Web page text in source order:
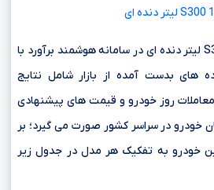
تخمین قیمت آریو S300 1.6 لیتر دنده ای در سامانه هوشمند برآورد با
های بدست آمده از بازار شامل نتایج
روز خودرو و قیمت های پیشنهادی
خودرو در سراسر کشور صورت می گیرد؛ بر
خودرو به تفکیک هر مدل در جدول زیر